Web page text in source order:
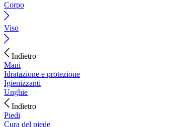
Corpo
Viso
Indietro
Mani
Idratazione e protezione
Igienizzanti
Unghie
Indietro
Piedi
Cura del piede